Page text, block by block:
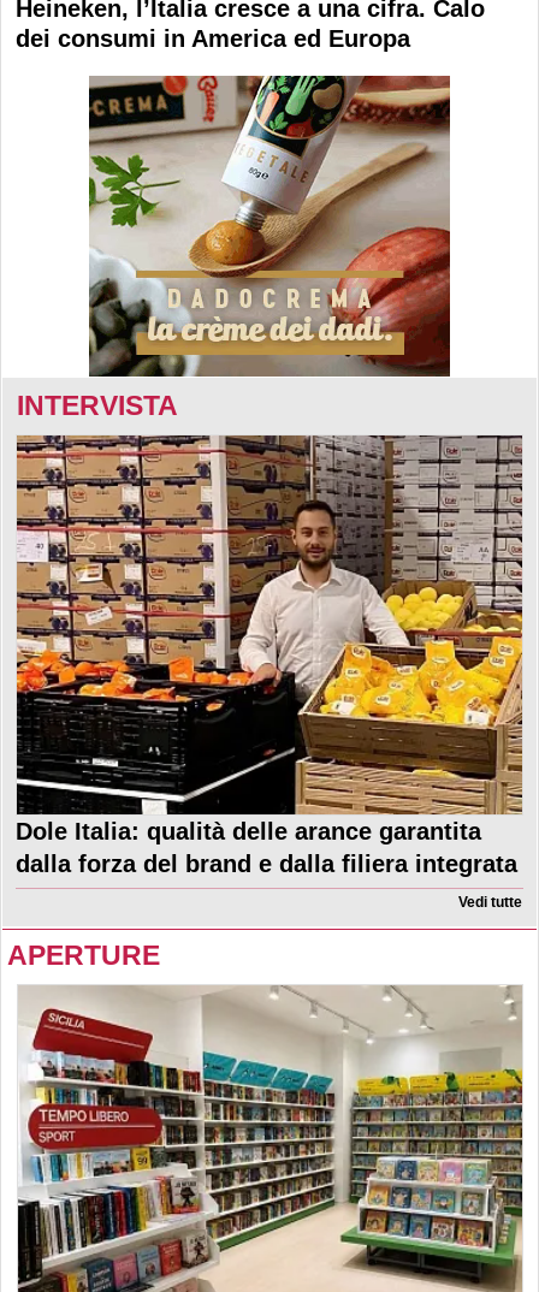
Heineken, l’Italia cresce a una cifra. Calo
dei consumi in America ed Europa
INTERVISTA
Dole Italia: qualità delle arance garantita
dalla forza del brand e dalla filiera integrata
Vedi tutte
APERTURE